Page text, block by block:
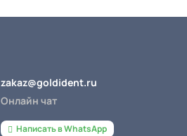
zakaz@goldident.ru
Онлайн чат
Написать в WhatsApp